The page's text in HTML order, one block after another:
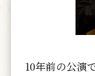
10年前の公演